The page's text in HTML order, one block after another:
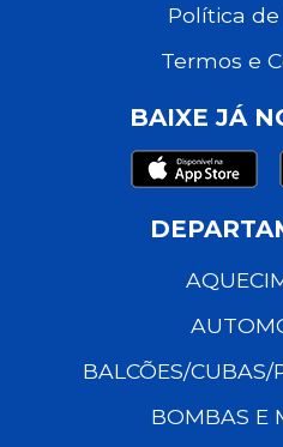
Política
Termos e
BAIXE JÁ
BALCÕES/CUBAS/
BOMBAS E